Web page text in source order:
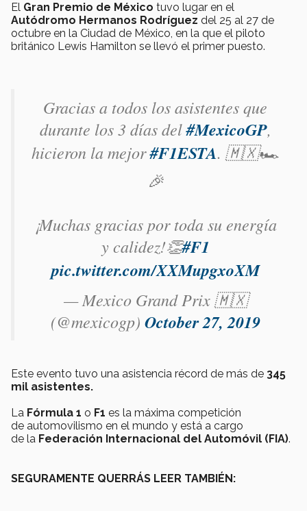
El Gran Premio de México tuvo lugar en el
Autódromo Hermanos Rodríguez del 25 al 27 de
octubre en la Ciudad de México, en la que el piloto
británico Lewis Hamilton se llevó el primer puesto.
Gracias a todos los asistentes que
durante los 3 días del#MexicoGP,
hicieron la mejor#F1ESTA. 🇲🇽🏎
🎉
¡Muchas gracias por toda su energía
y calidez!👏#F1
pic.twitter.com/XXMupgxoXM
— Mexico Grand Prix 🇲🇽
(@mexicogp) October 27, 2019
Este evento tuvo una asistencia récord de más de 345
mil asistentes.
La Fórmula 1 o F1 es la máxima competición
de automovilismo en el mundo​ y está a cargo
de la Federación Internacional del Automóvil (FIA).
SEGURAMENTE QUERRÁS LEER TAMBIÉN: